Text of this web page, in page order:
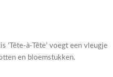
‘Tête-à-Tête’ voegt een vleugje
en bloemstukken.